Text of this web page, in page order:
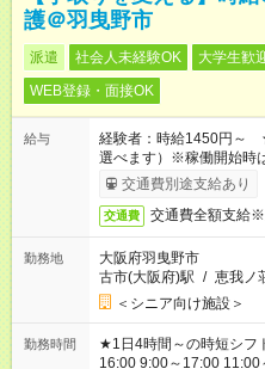
護＠羽曳野市
派遣 社会人未経験OK 大学生歓
WEB登録・面接OK
給与
経験者：時給1450円～
選べます）※稼働開始時
す。交通費別途支給あり
交通費 交通費全額支給
勤務地
大阪府羽曳野市
古市(大阪府)駅 / 恵我ノ
＜シニア向け施設＞
勤務時間
★1日4時間～の時短シフトOK ★スタート時間選べま
16:00 9:00～17:00 11:00～